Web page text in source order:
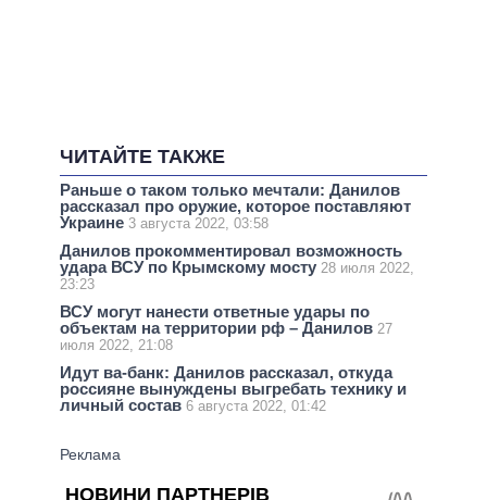
ЧИТАЙТЕ ТАКЖЕ
Раньше о таком только мечтали: Данилов
рассказал про оружие, которое поставляют
Украине 3 августа 2022, 03:58
Данилов прокомментировал возможность
удара ВСУ по Крымскому мосту 28 июля 2022,
23:23
ВСУ могут нанести ответные удары по
объектам на территории рф – Данилов 27
июля 2022, 21:08
Идут ва-банк: Данилов рассказал, откуда
россияне вынуждены выгребать технику и
личный состав 6 августа 2022, 01:42